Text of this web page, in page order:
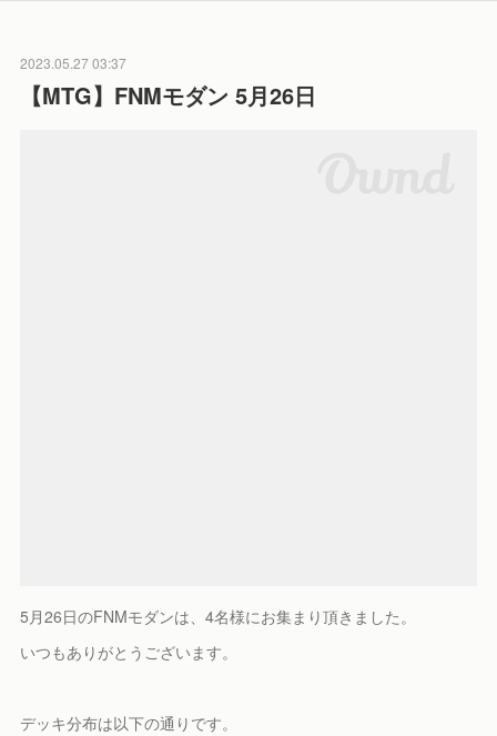
2023.05.27 03:37
【MTG】FNMモダン 5月26日
5月26日のFNMモダンは、4名様にお集まり頂きました。
いつもありがとうございます。
デッキ分布は以下の通りです。